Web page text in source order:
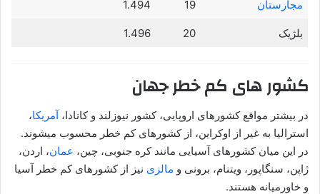
مجارستان 19
1.494
بلژیک 20
1.496
کشور های کم خطر جهان
در بیشتر مواقع کشورهای اروپایی، کشور نیوزلند و کانادا،آمریکا،
استرالیا به غیر از اوکراین، از کشورهای کم خطر محسوب میشوند.
در این میان کشورهای آسیایی مانند کره جنوبی، چین، عمان، اردن،
ژاپن، سنگاپور، ویتنام، برونی و مالزی نیز از کشورهای کم خطر آسیا
و خاورمیانه هستند.